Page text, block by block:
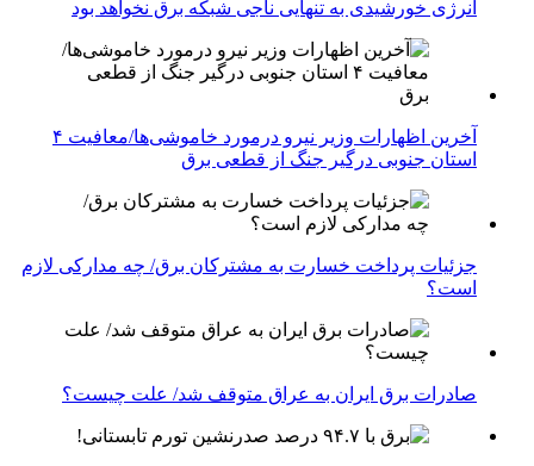
انرژی خورشیدی به تنهایی ناجی شبکه برق نخواهد بود
آخرین اظهارات وزیر نیرو درمورد خاموشی‌ها/معافیت ۴
استان جنوبی درگیر جنگ از قطعی برق
جزئیات پرداخت خسارت به مشترکان برق/ چه مدارکی لازم
است؟
صادرات برق ایران به عراق متوقف شد/ علت چیست؟